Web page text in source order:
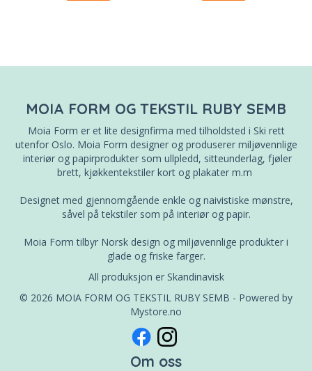
MOIA FORM OG TEKSTIL RUBY SEMB
Moia Form er et lite designfirma med tilholdsted i Ski rett
utenfor Oslo. Moia Form designer og produserer miljøvennlige
interiør og papirprodukter som ullpledd, sitteunderlag, fjøler
brett, kjøkkentekstiler kort og plakater m.m
Designet med gjennomgående enkle og naivistiske mønstre,
såvel på tekstiler som på interiør og papir.
Moia Form tilbyr Norsk design og miljøvennlige produkter i
glade og friske farger.
All produksjon er Skandinavisk
© 2026 MOIA FORM OG TEKSTIL RUBY SEMB - Powered by
Mystore.no
Om oss